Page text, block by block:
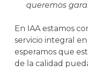
queremos
En IAA estamos
servicio integral
esperamos que
de la calidad